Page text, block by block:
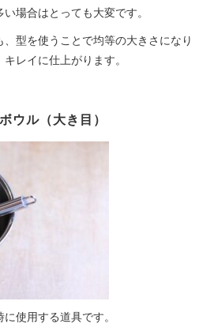
場合はとっても大変です。
、型を使うことで均等の大きさになり
レイに仕上がります。
ウル（大き目）
使用する道具です。